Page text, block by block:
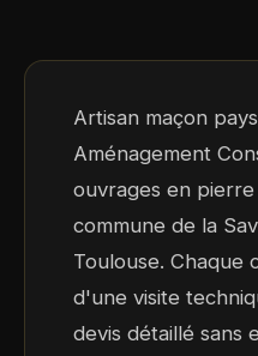
Artisan maçon
Aménagement
ouvrages en
commune de la
Toulouse. Chaque
d'une visite
devis détaillé sans